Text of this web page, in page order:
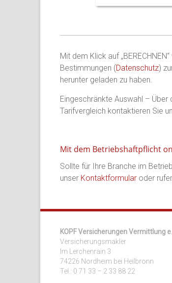
Mit dem Klick auf
Bestimmungen (Datenschutz)
herunter geladen zu haben.
Eingeschränkte Auswahl –
Tarifvergleich kontaktieren Sie
Mit dem Betriebshaftpflicht
Sollte für Ihre Branche im
unser Kontaktformular oder
KOPF Versicherungen Vermittlung
Versicherungsmakler
Im Lerchenrain 3
74226 Nordheim bei Heilbronn
Tel.: 0 71 33 – 2 33 88 22